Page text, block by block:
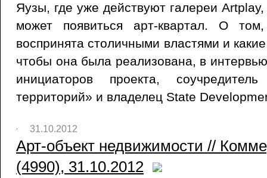
Яузы, где уже действуют галереи
может появиться арт-квартал. О
воспринята столичными властями и
чтобы она была реализована, в
инициаторов проекта,
территорий» и владелец State
31.10.2012
Арт-объект недвижимости //
(4990), 31.10.2012